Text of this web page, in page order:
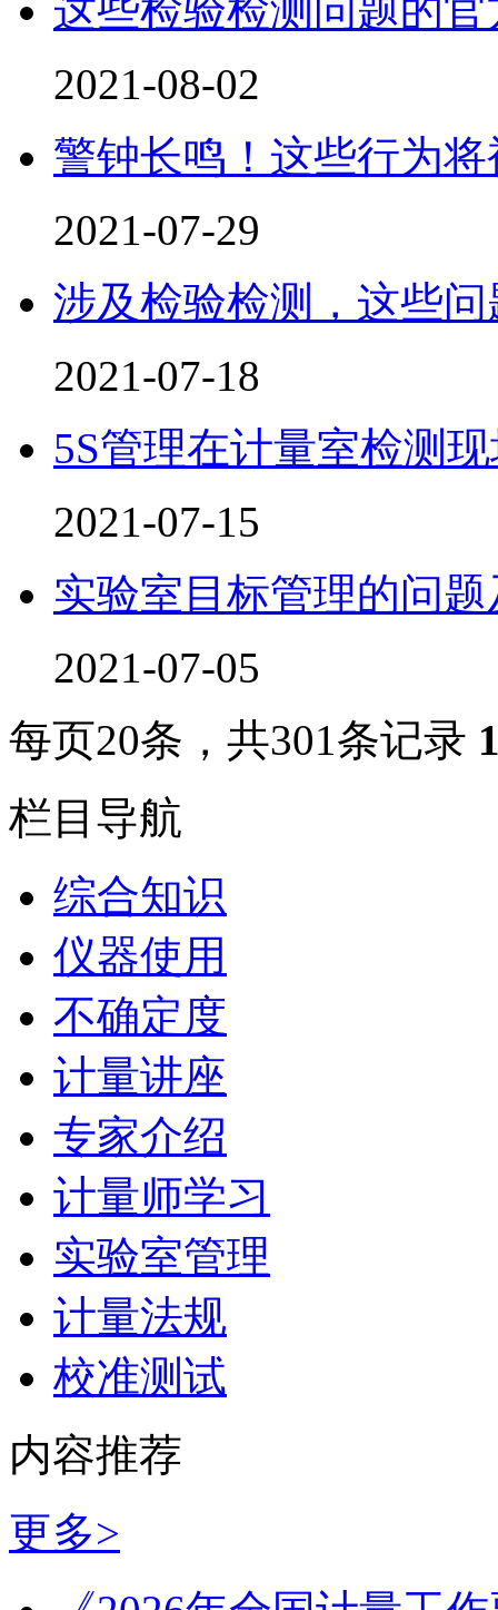
这些检验检测问题的
2021-08-02
警钟长鸣！这些行为
2021-07-29
涉及检验检测，这些
2021-07-18
5S管理在计量室检测
2021-07-15
实验室目标管理的问
2021-07-05
每页20条，共301条记录
栏目导航
综合知识
仪器使用
不确定度
计量讲座
专家介绍
计量师学习
实验室管理
计量法规
校准测试
内容推荐
更多>